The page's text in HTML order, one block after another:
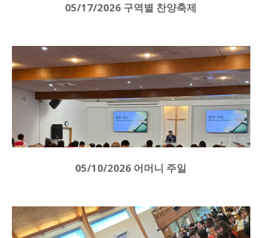
05/17/2026 구역별 찬양축제
05/10/2026 어머니 주일